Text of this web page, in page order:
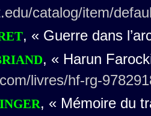
catalog/item/
, « Guerre dans
, « Harun
livres/hf-rg-
, « Mémoire du